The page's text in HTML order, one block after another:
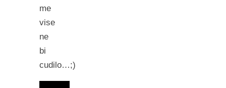
me
vise
ne
bi
cudilo…;)